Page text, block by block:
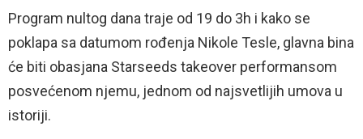
Program nultog dana traje od 19 do 3h i kako se
poklapa sa datumom rođenja Nikole Tesle, glavna bina
će biti obasjana Starseeds takeover performansom
posvećenom njemu, jednom od najsvetlijih umova u
istoriji.